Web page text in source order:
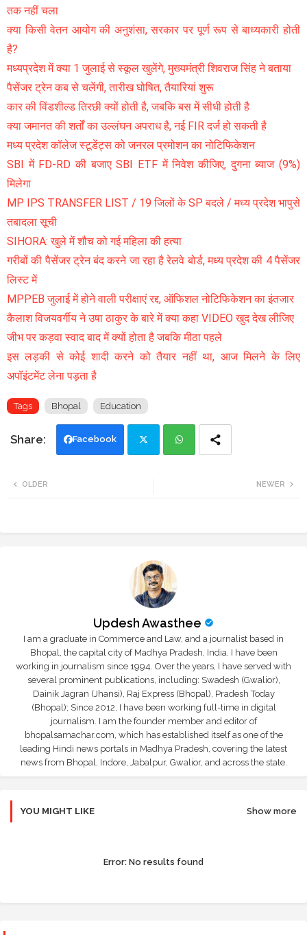
तक नहीं चला
क्या किसी वेतन आयोग की अनुशंसा, सरकार पर पूर्ण रूप से बाध्यकारी होती
है?
मध्यप्रदेश में क्या 1 जुलाई से स्कूल खुलेंगे, मुख्यमंत्री शिवराज सिंह ने बताया
पैसेंजर ट्रेन कब से चलेंगी, तारीख घोषित, तैयारियां शुरू
कार की विंडशील्ड तिरछी क्यों होती है, जबकि बस में सीधी होती है
क्या जमानत की शर्तों का उल्लंघन अपराध है, नई FIR दर्ज हो सकती है
मध्य प्रदेश कॉलेज स्टूडेंट्स को जनरल प्रमोशन का नोटिफिकेशन
SBI में FD-RD की बजाए SBI ETF में निवेश कीजिए, दुगना ब्याज (9%)
मिलेगा
MP IPS TRANSFER LIST / 19 जिलों के SP बदले / मध्य प्रदेश भापुसे
तबादला सूची
SIHORA: खुले में शौच को गई महिला की हत्या
गरीबों की पैसेंजर ट्रेन बंद करने जा रहा है रेलवे बोर्ड, मध्य प्रदेश की 4 पैसेंजर
लिस्ट में
MPPEB जुलाई में होने वाली परीक्षाएं रद्द, ऑफिशल नोटिफिकेशन का इंतजार
कैलाश विजयवर्गीय ने उषा ठाकुर के बारे में क्या कहा VIDEO खुद देख लीजिए
जीभ पर कड़वा स्वाद बाद में क्यों होता है जबकि मीठा पहले
इस लड़की से कोई शादी करने को तैयार नहीं था, आज मिलने के लिए
अपॉइंटमेंट लेना पड़ता है
Tags Bhopal Education
Facebook
NEWER
OLDER
Updesh Awasthee
I am a graduate in Commerce and Law, and a journalist based in
Bhopal, the capital city of Madhya Pradesh, India. I have been
working in journalism since 1994. Over the years, I have served with
several prominent publications, including: Swadesh (Gwalior),
Dainik Jagran (Jhansi), Raj Express (Bhopal), Pradesh Today
(Bhopal); Since 2012, I have been working full-time in digital
journalism. I am the founder member and editor of
bhopalsamachar.com, which has established itself as one of the
leading Hindi news portals in Madhya Pradesh, covering the latest
news from Bhopal, Indore, Jabalpur, Gwalior, and across the state.
YOU MIGHT LIKE Show more
Error: No results found